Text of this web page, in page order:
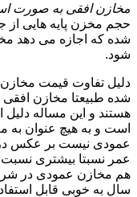
مخازن افقی به صورت
حجم مخزن پایه هایی
شده که اجازه می دهد
شود.
دلیل تفاوت قیمت
شده طبیعتا مخازن
هستند و این مساله
است و به هیچ عنوان به
عمودی نیست بر عکس
عمر نسبتا بیشتری
هم مخازن عمودی در
سال به خوبی قابل